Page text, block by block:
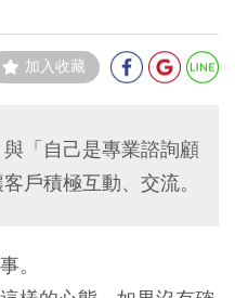
加入收藏
「自己是專業諮詢顧
戶積極互動、交流。
。